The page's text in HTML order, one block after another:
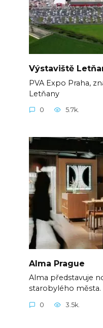
Výstaviště
PVA Expo Praha,
Letňany
0 5.7k.
Alma Prague
Alma představuje
starobylého města.
0 3.5k.